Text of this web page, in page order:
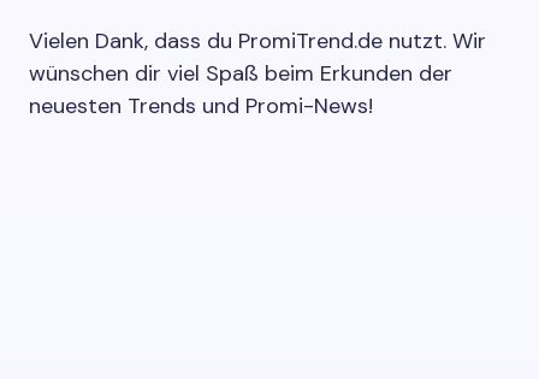
Vielen Dank, dass du PromiTrend.de nutzt. Wir
wünschen dir viel Spaß beim Erkunden der
neuesten Trends und Promi-News!